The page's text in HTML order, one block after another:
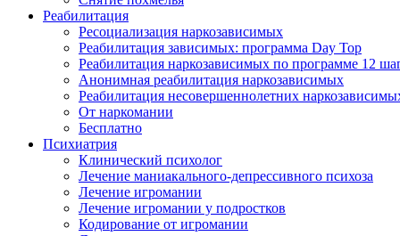
Реабилитация
Ресоциализация наркозависимых
Реабилитация зависимых: программа Day Top
Реабилитация наркозависимых по программе 12
Анонимная реабилитация наркозависимых
Реабилитация несовершеннолетних
От наркомании
Бесплатно
Психиатрия
Клинический психолог
Лечение маниакального-депрессивного психоза
Лечение игромании
Лечение игромании у подростков
Кодирование от игромании